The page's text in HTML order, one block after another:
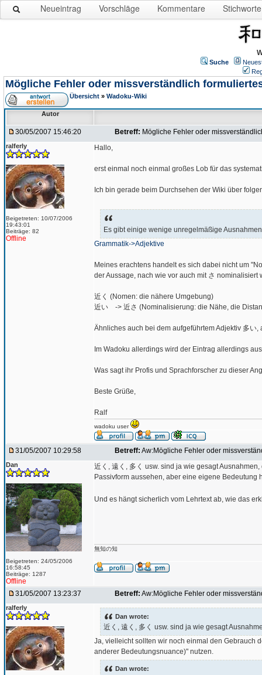
Neueintrag Vorschläge Kommentare Stichworte
Suche
Mögliche Fehler oder missverständlich
Übersicht » Wadoku-Wiki
Autor
30/05/2007 15:46:20 Betreff: Mögliche Fehler oder
ralferly
Beigetreten: 10/07/2006
19:43:01
Beiträge: 82
Offline
Hallo,
erst einmal noch einmal großes Lob für das
Ich bin gerade beim Durchsehen der Wiki über
Es gibt einige wenige unregelmäßige
Grammatik->Adjektive
Meines erachtens handelt es sich dabei nicht um
der Aussage, nach wie vor auch mit さ
近く (Nomen: die nähere Umgebung)
近い -> 近さ (Nominalisierung: die Nähe, die
Ähnliches auch bei dem aufgeführtem Adjektiv 多い,
Im Wadoku allerdings wird der Eintrag allerdings
Was sagt ihr Profis und Sprachforscher zu dieser
Beste Grüße,
Ralf
wadoku user
31/05/2007 10:29:58 Betreff: Aw:Mögliche Fehler oder
Dan
Beigetreten: 24/05/2006
16:58:45
Beiträge: 1287
Offline
近く, 遠く, 多く usw. sind ja wie gesagt
Passivform aussehen, aber eine eigene
Und es hängt sicherlich vom Lehrtext ab, wie das
無知の知
31/05/2007 13:23:37 Betreff: Aw:Mögliche Fehler oder
ralferly
Dan wrote:
近く, 遠く, 多く usw. sind ja wie gesagt
Ja, vielleicht sollten wir noch einmal den Gebrauch
anderer Bedeutungsnuance)" nutzen.
Dan wrote: